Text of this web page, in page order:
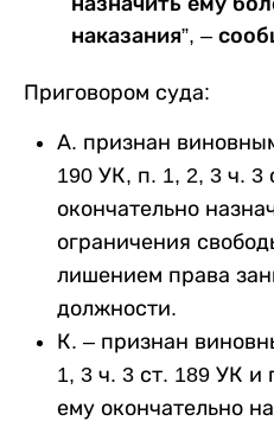
наказания”, –
Приговором суда:
А. признан
190 УК, п. 1, 2, 3 ч. 3
окончательно
ограничения
лишением права
должности.
К. – признан
1, 3 ч. 3 ст. 189 УК и
ему окончательно